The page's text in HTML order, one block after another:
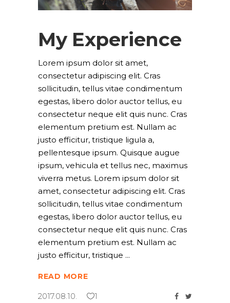
My Experience
Lorem ipsum dolor sit amet,
consectetur adipiscing elit. Cras
sollicitudin, tellus vitae condimentum
egestas, libero dolor auctor tellus, eu
consectetur neque elit quis nunc. Cras
elementum pretium est. Nullam ac
justo efficitur, tristique ligula a,
pellentesque ipsum. Quisque augue
ipsum, vehicula et tellus nec, maximus
viverra metus. Lorem ipsum dolor sit
amet, consectetur adipiscing elit. Cras
sollicitudin, tellus vitae condimentum
egestas, libero dolor auctor tellus, eu
consectetur neque elit quis nunc. Cras
elementum pretium est. Nullam ac
justo efficitur, tristique
READ MORE
2017.08.10.
1